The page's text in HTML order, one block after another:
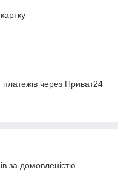
через Приват24
за домовленістю